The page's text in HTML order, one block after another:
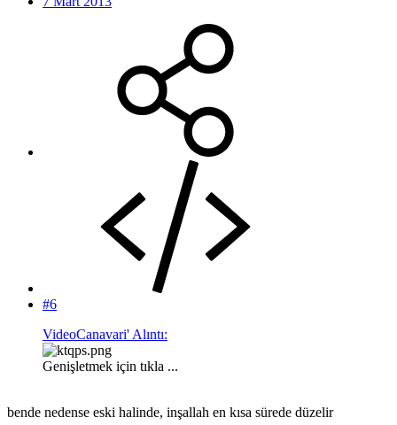
#6
VideoCanavari' Alıntı:
Genişletmek için tıkla ...
bende nedense eski halinde, inşallah en kısa sürede düzelir